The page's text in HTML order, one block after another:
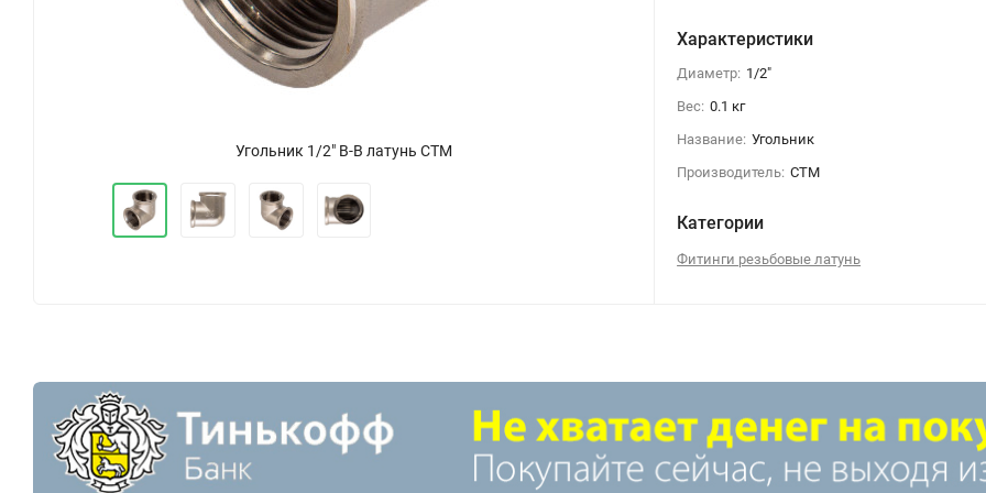
Угольник 1/2" В-В латунь СТМ
Характеристики
Диаметр: 1/2"
Вес: 0.1 кг
Название: Угольник
Производитель: CTM
Категории
Фитинги резьбовые латунь